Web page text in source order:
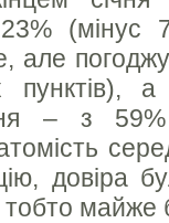
(мінус
але
пунктів),
– з
довіра
майже